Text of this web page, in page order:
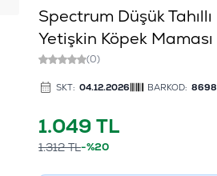
Spectrum Düşük
Yetişkin Köpek
(0)
SKT: 04.12.2026 BARKOD:
1.049TL
1.312TL-%20